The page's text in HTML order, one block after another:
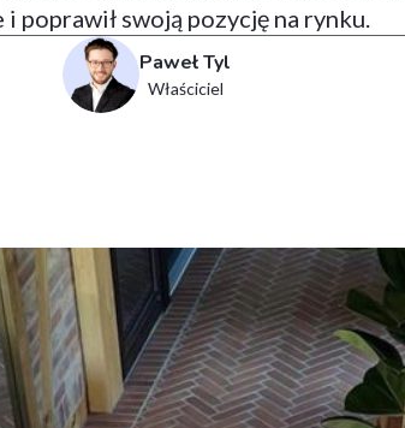
i poprawił swoją pozycję na rynku.
Paweł Tyl
Właściciel